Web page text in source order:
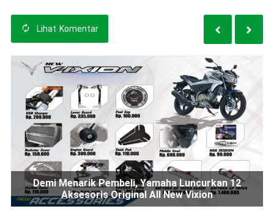
Lihat Komentar
Demi Menarik Pembeli, Yamaha Luncurkan 12
Aksesoris Original All New Vixion